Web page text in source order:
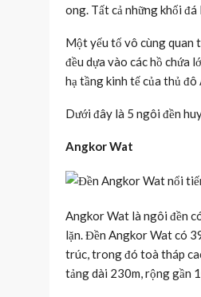
ong. Tất cả những khối
Một yếu tố vô cùng quan
đều dựa vào các hồ chứa
hạ tầng kinh tế của thủ đô
Dưới đây là 5 ngôi đền
Angkor Wat
Angkor Wat là ngôi đền
lặn. Đền Angkor Wat có
trúc, trong đó toà tháp
tảng dài 230m, rộng gần